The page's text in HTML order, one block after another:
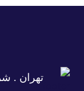
تهران .